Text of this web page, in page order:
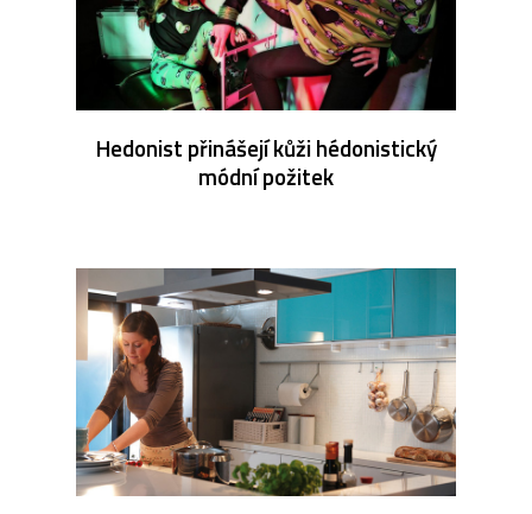
Hedonist přinášejí kůži hédonistický
módní požitek